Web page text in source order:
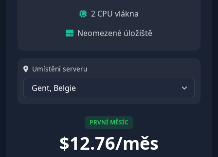
2 CPU vlákna
Neomezené úložiště
Umístění serveru
PRVNÍ MĚSÍC
$12.76/měs